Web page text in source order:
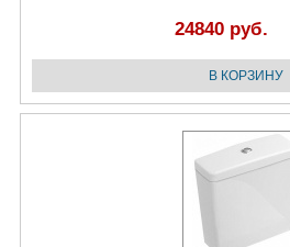
24840 руб.